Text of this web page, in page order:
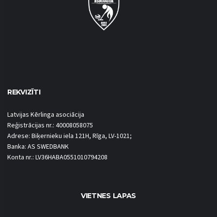
REKVIZĪTI
Latvijas Kērlinga asociācija
Reģistrācijas nr.: 40008058075
Adrese: Biķernieku iela 121H, Rīga, LV-1021;
Banka: AS SWEDBANK
Konta nr.: LV36HABA0551010794208
VIETNES LAPAS